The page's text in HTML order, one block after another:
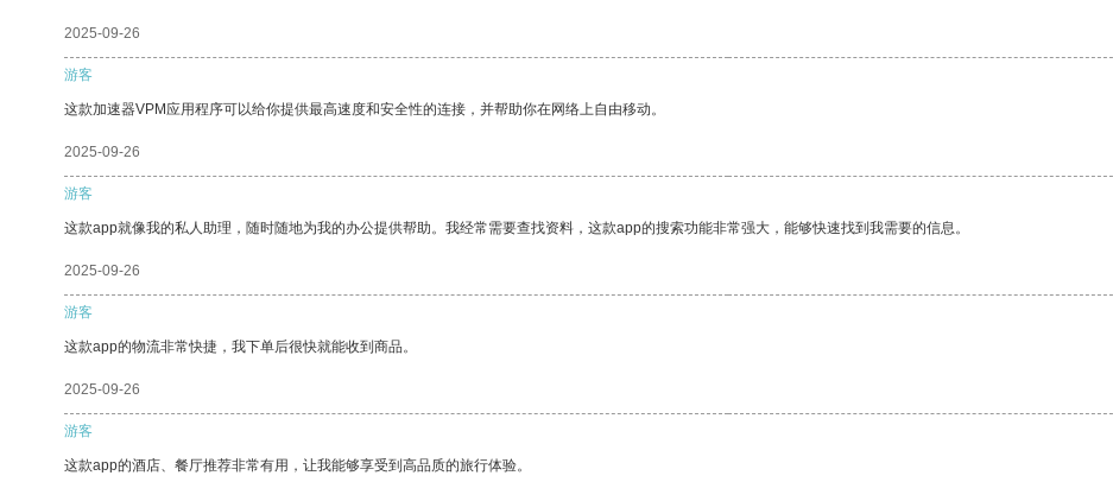
2025-09-26
游客
这款加速器VPM应用程序可以给你提供最高速度和安全性的连接，并帮助你在网络上自由移动。
2025-09-26
游客
这款app就像我的私人助理，随时随地为我的办公提供帮助。我经常需要查找资料，这款app的搜索功能非常强大，能够快速找到我需要的信息。
2025-09-26
游客
这款app的物流非常快捷，我下单后很快就能收到商品。
2025-09-26
游客
这款app的酒店、餐厅推荐非常有用，让我能够享受到高品质的旅行体验。